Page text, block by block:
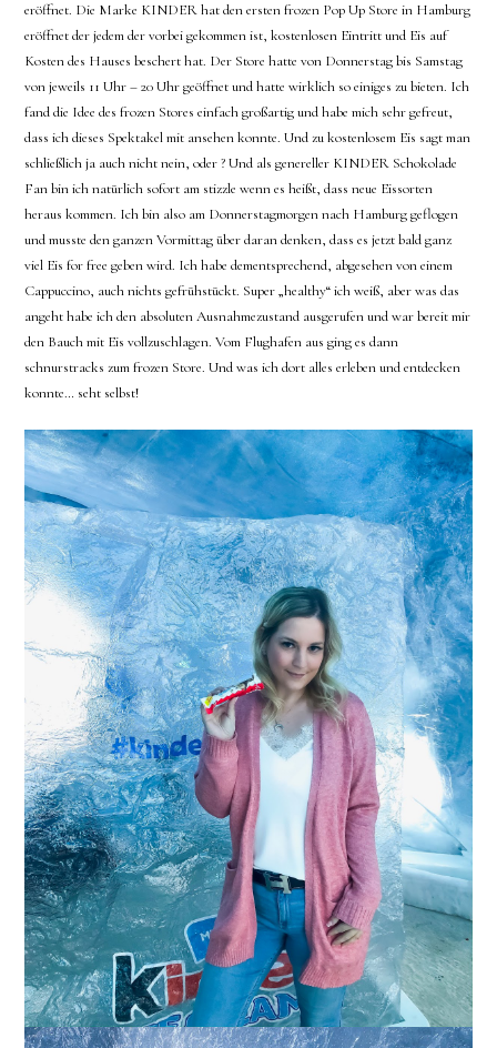
eröffnet. Die Marke KINDER hat den ersten frozen Pop Up Store in Hamburg
eröffnet der jedem der vorbei gekommen ist, kostenlosen Eintritt und Eis auf
Kosten des Hauses beschert hat. Der Store hatte von Donnerstag bis Samstag
von jeweils 11 Uhr – 20 Uhr geöffnet und hatte wirklich so einiges zu bieten. Ich
fand die Idee des frozen Stores einfach großartig und habe mich sehr gefreut,
dass ich dieses Spektakel mit ansehen konnte. Und zu kostenlosem Eis sagt man
schließlich ja auch nicht nein, oder ? Und als genereller KINDER Schokolade
Fan bin ich natürlich sofort am stizzle wenn es heißt, dass neue Eissorten
heraus kommen. Ich bin also am Donnerstagmorgen nach Hamburg geflogen
und musste den ganzen Vormittag über daran denken, dass es jetzt bald ganz
viel Eis for free geben wird. Ich habe dementsprechend, abgesehen von einem
Cappuccino, auch nichts gefrühstückt. Super „healthy“ ich weiß, aber was das
angeht habe ich den absoluten Ausnahmezustand ausgerufen und war bereit mir
den Bauch mit Eis vollzuschlagen. Vom Flughafen aus ging es dann
schnurstracks zum frozen Store. Und was ich dort alles erleben und entdecken
konnte… seht selbst!